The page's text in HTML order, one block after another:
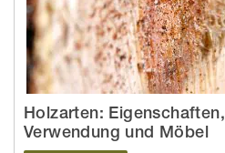
Holzarten: Eigenschaften,
Verwendung und Möbel